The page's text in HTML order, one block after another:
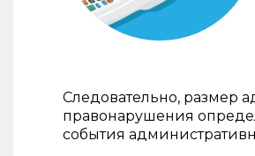
Следовательно, размер
правонарушения
события